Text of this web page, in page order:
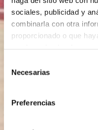
sociales, publicidad y
combinarla con otra
proporcionado o que
Necesarias
Preferencias